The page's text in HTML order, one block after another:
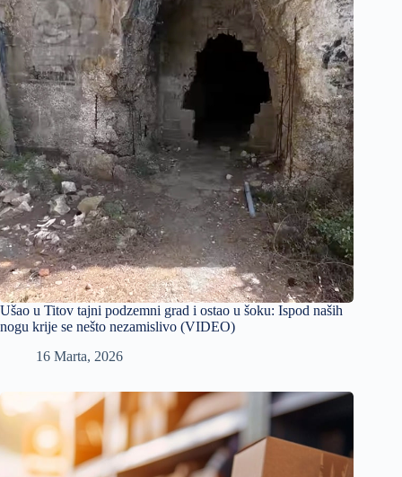
Ušao u Titov tajni podzemni grad i ostao u šoku: Ispod naših
nogu krije se nešto nezamislivo (VIDEO)
16 Marta, 2026